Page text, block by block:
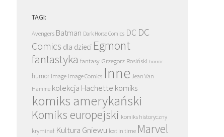
TAGI:
Avengers Batman Dark Horse Comics DC DC
Comics dla dzieci Egmont
fantastyka fantasy Grzegorz Rosiński horror
humor Image Image Comics Inne Jean Van
Hamme kolekcja Hachette komiks
komiks amerykański
Komiks europejski komiks historyczny
kryminał Kultura Gniewu lost in time Marvel